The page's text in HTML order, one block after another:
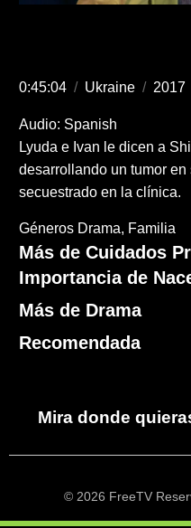
0:45:04 / Ukraine / 2017
Audio: Spanish
Lyuda e Ivan le dicen a
desarrollando un tumor
secuestrado en la clínica.
Géneros Drama Familia
Más de Cuidados
Importancia de
Más de Drama
Recomendada
Mira donde
© 2026 FreeTV